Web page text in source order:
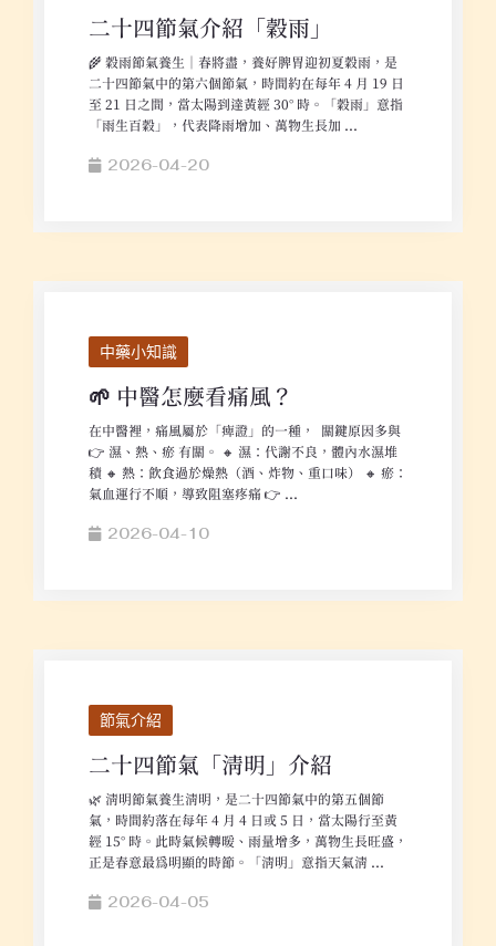
二十四節氣介紹「穀雨」
🌾 穀雨節氣養生｜春將盡，養好脾胃迎初夏穀雨，是
二十四節氣中的第六個節氣，時間約在每年 4 月 19 日
至 21 日之間，當太陽到達黃經 30° 時。「穀雨」意指
「雨生百穀」，代表降雨增加、萬物生長加 ...
2026-04-20
中藥小知識
🌱 中醫怎麼看痛風？
在中醫裡，痛風屬於「痺證」的一種， 關鍵原因多與
👉 濕、熱、瘀 有關。 🔸 濕：代謝不良，體內水濕堆
積 🔸 熱：飲食過於燥熱（酒、炸物、重口味） 🔸 瘀：
氣血運行不順，導致阻塞疼痛 👉 ...
2026-04-10
節氣介紹
二十四節氣「清明」介紹
🌿 清明節氣養生清明，是二十四節氣中的第五個節
氣，時間約落在每年 4 月 4 日或 5 日，當太陽行至黃
經 15° 時。此時氣候轉暖、雨量增多，萬物生長旺盛，
正是春意最為明顯的時節。「清明」意指天氣清 ...
2026-04-05